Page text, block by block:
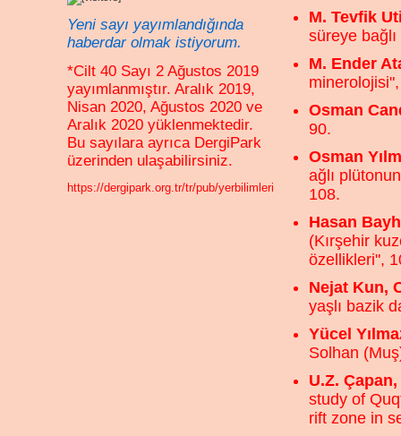
Yeni sayı yayımlandığında
haberdar olmak istiyorum.
*Cilt 40 Sayı 2 Ağustos 2019
yayımlanmıştır. Aralık 2019,
Nisan 2020, Ağustos 2020 ve
Aralık 2020 yüklenmektedir.
Bu sayılara ayrıca DergiPark
üzerinden ulaşabilirsiniz.
https://dergipark.org.tr/tr/pub/yerbilimleri
M. Tevfik
süreye
M. Ender
Osman
90.
Osman
ağlı
108.
Hasan
(Kırşehir
özellikleri",
Nejat Kun,
yaşlı bazik
Yücel
Solhan
U.Z.
study of
rift zone in